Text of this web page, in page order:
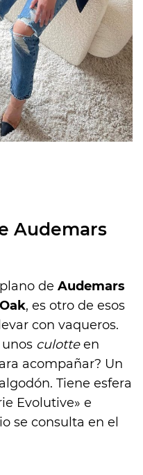
Audemars
de Audemars
, es otro de esos
con vaqueros.
unos culotteen
acompañar? Un
Tiene esfera
Evolutive» e
se consulta en el